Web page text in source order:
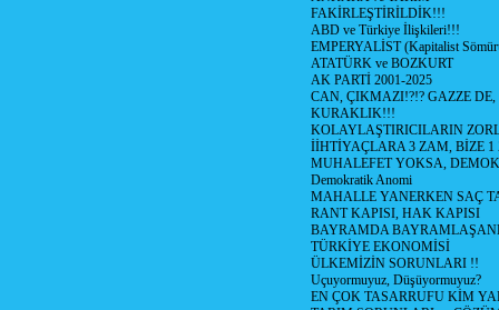
FAKİRLEŞTİRİLDİK!!!
ABD ve Türkiye İlişkileri!!!
EMPERYALİST (Kapitalist
ATATÜRK ve BOZKURT
AK PARTİ 2001-2025
CAN, ÇIKMAZI!?!? GAZZE
KURAKLIK!!!
KOLAYLAŞTIRICILARIN
İİHTİYAÇLARA 3 ZAM, BİZE
MUHALEFET YOKSA,
Demokratik Anomi
MAHALLE YANERKEN SAÇ
RANT KAPISI, HAK KAPISI
BAYRAMDA
TÜRKİYE EKONOMİSİ
ÜLKEMİZİN SORUNLARI !!
Uçuyormuyuz, Düşüyormuyuz?
EN ÇOK TASARRUFU KİM